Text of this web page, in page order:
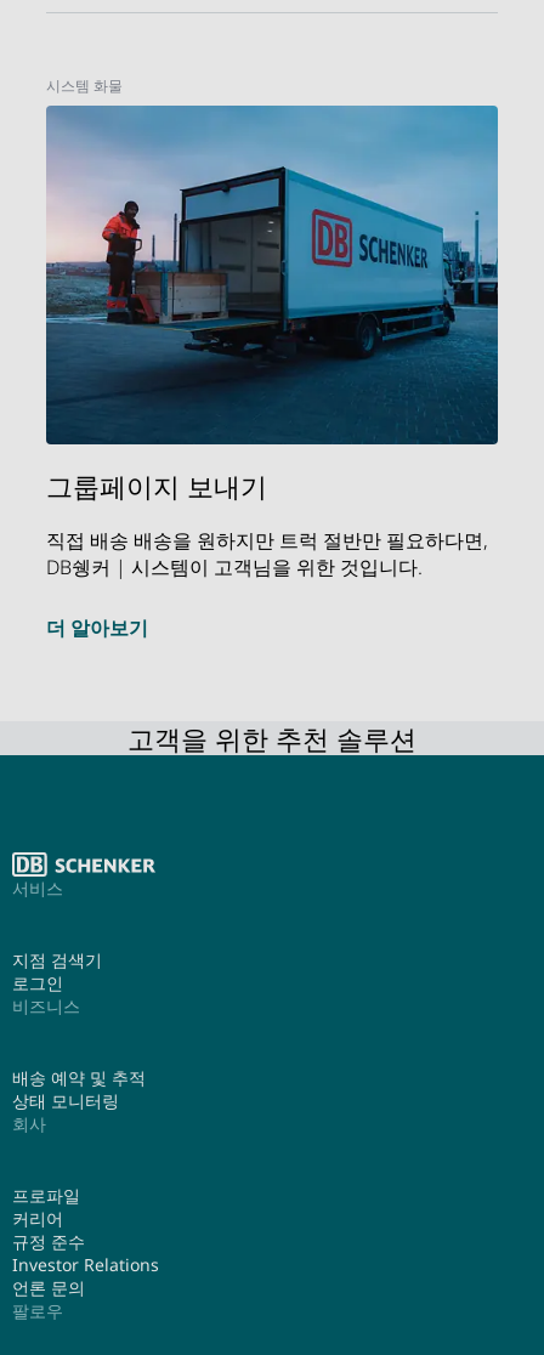
사람과 환경에 대한 위험으로 인해, 위험 화물은 일반
있어야 합니다. 어떤 (국제) 육상 운송 포트폴리오를
선택하시든, 담당 지부에 특별 조건에 대해 문의하실
수 있습니다.
DB쉥커 | 파트로드 및 DB쉥커 | 풀로드에는 일반적
제약 규정이 없습니다. 고객님들은 언제든 담당 지부
에 특별 조건에 대해 문의하실 수 있습니다.
시스템 화물
그룹페이지 보내기
직접 배송 배송을 원하지만 트럭 절반만 필요하다면,
DB쉥커 | 시스템이 고객님을 위한 것입니다.
더 알아보기
고객을 위한 추천 솔루션
서비스
지점 검색기
로그인
비즈니스
배송 예약 및 추적
상태 모니터링
회사
프로파일
커리어
규정 준수
Investor Relations
언론 문의
팔로우